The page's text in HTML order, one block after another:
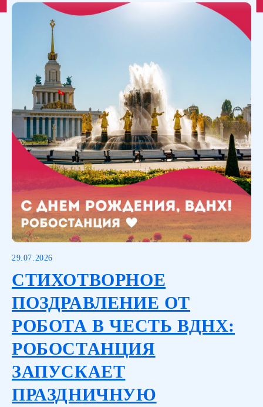
29.07.2026
СТИХОТВОРНОЕ
ПОЗДРАВЛЕНИЕ ОТ
РОБОТА В ЧЕСТЬ ВДНХ:
РОБОСТАНЦИЯ
ЗАПУСКАЕТ
ПРАЗДНИЧНУЮ